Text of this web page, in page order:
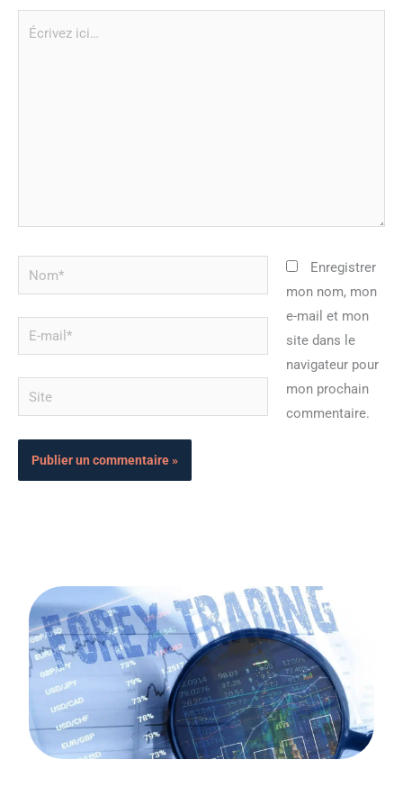
Nom*
mail*
Site
Enregistrer
mon nom, mon
e-mail et mon
site dans le
navigateur pour
mon prochain
commentaire.